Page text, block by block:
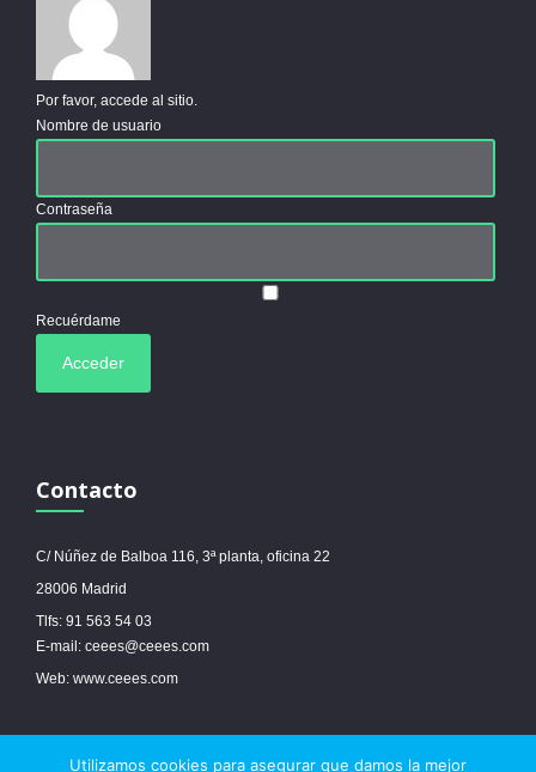
Por favor, accede al sitio.
Nombre de usuario
Contraseña
Recuérdame
Contacto
C/ Núñez de Balboa 116, 3ª planta, oficina 22
28006 Madrid
Tlfs: 91 563 54 03
E-mail: ceees@ceees.com
Web: www.ceees.com
Utilizamos cookies para asegurar que damos la mejor